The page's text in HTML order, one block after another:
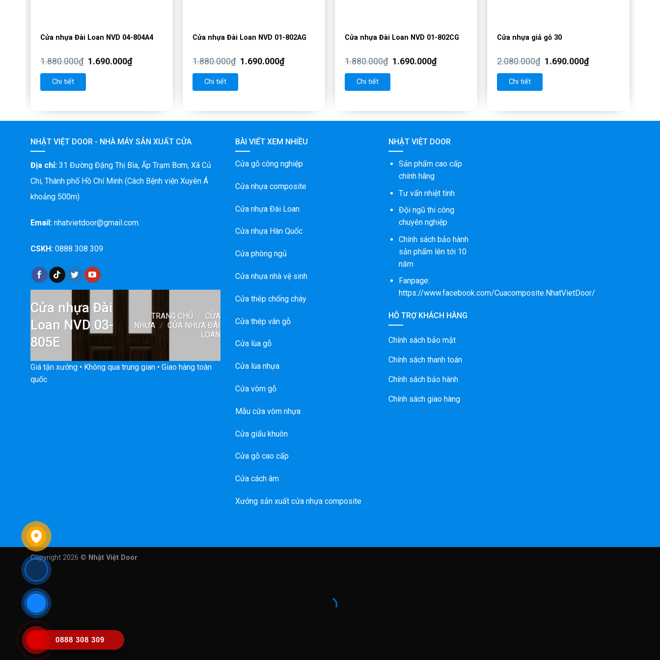
Cửa nhựa Đài Loan NVD 04-804A4
1.880.000₫ 1.690.000₫
Chi tiết
Cửa nhựa Đài Loan NVD 01-802AG
1.880.000₫ 1.690.000₫
Chi tiết
Cửa nhựa Đài Loan NVD 01-802CG
1.880.000₫ 1.690.000₫
Chi tiết
Cửa nhựa giả gỗ 30
2.080.000₫ 1.690.000₫
Chi tiết
NHẬT VIỆT DOOR - NHÀ MÁY SẢN XUẤT CỬA
Địa chỉ: 31 Đường Đặng Thị Bìa, Ấp Trạm Bơm, Xã Củ
Chi, Thành phố Hồ Chí Minh (Cách Bệnh viện Xuyên Á
khoảng 500m)
Email: nhatvietdoor@gmail.com.
CSKH: 0888 308 309
Cửa nhựa Đài
Loan NVD 03-
805E
TRANG CHỦ / CỬA
NHỰA / CỬA NHỰA ĐÀI
LOAN
Giá tận xưởng • Không qua trung gian • Giao hàng toàn
quốc
BÀI VIẾT XEM NHIỀU
Cửa gỗ công nghiệp
Cửa nhựa composite
Cửa nhựa Đài Loan
Cửa nhựa Hàn Quốc
Cửa phòng ngủ
Cửa nhựa nhà vệ sinh
Cửa thép chống cháy
Cửa thép vân gỗ
Cửa lùa gỗ
Cửa lùa nhựa
Cửa vòm gỗ
Mẫu cửa vòm nhựa
Cửa giấu khuôn
Cửa gỗ cao cấp
Cửa cách âm
Xưởng sản xuất cửa nhựa composite
NHẬT VIỆT DOOR
Sản phẩm cao cấp
chính hãng
Tư vấn nhiệt tình
Đội ngũ thi công
chuyên nghiệp
Chính sách bảo hành
sản phẩm lên tới 10
năm
Fanpage:
https://www.facebook.com/Cuacomposite.NhatVietDoor/
HỖ TRỢ KHÁCH HÀNG
Chính sách bảo mật
Chính sách thanh toán
Chính sách bảo hành
Chính sách giao hàng
Copyright 2026 © Nhật Việt Door
0888 308 309